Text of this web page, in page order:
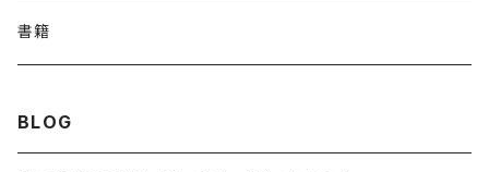
さくら
リーフ
メルヘン
レース
季節限定
書籍
BLOG